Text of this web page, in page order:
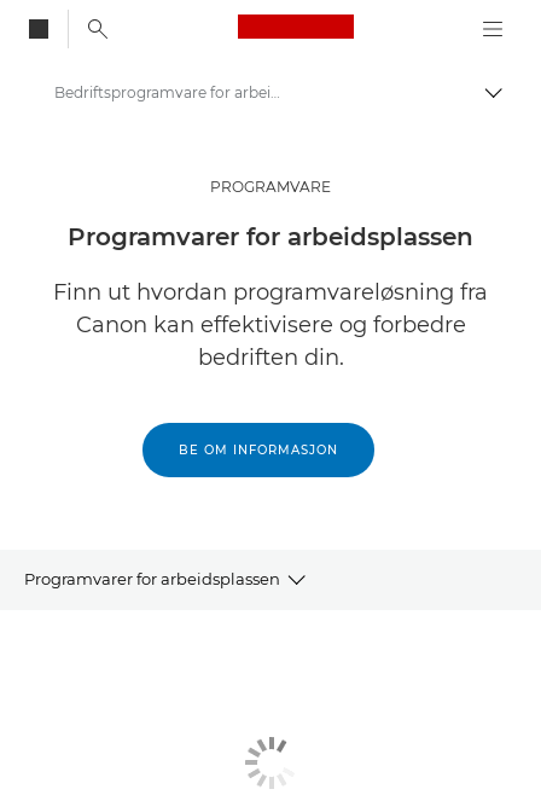
Canon Logo, back
Løsninger og tjenester
Produkter og løsninger
Bedriftsprogramvare for arbeidsmiljø
PROGRAMVARE
Programvarer for arbeidsplassen
Finn ut hvordan programvareløsning fra
Canon kan effektivisere og forbedre
bedriften din.
BE OM INFORMASJON
Programvarer for arbeidsplassen
Dokument- og prosesshåndtering